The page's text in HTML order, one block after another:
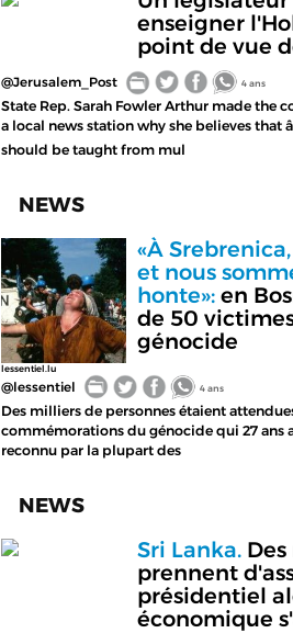
enseigner
point de vue
@Jerusalem_Post 4 ans
State Rep. Sarah Fowler Arthur made the
a local news station why she believes that
should be taught from mul
NEWS
lessentiel.lu
«À
et nous
honte»:en
de 50
génocide
@lessentiel 4 ans
Des milliers de personnes étaient
commémorations du génocide qui 27 ans
reconnu par la plupart des
NEWS
Sri Lanka.Des
prennent
présidentiel
économique